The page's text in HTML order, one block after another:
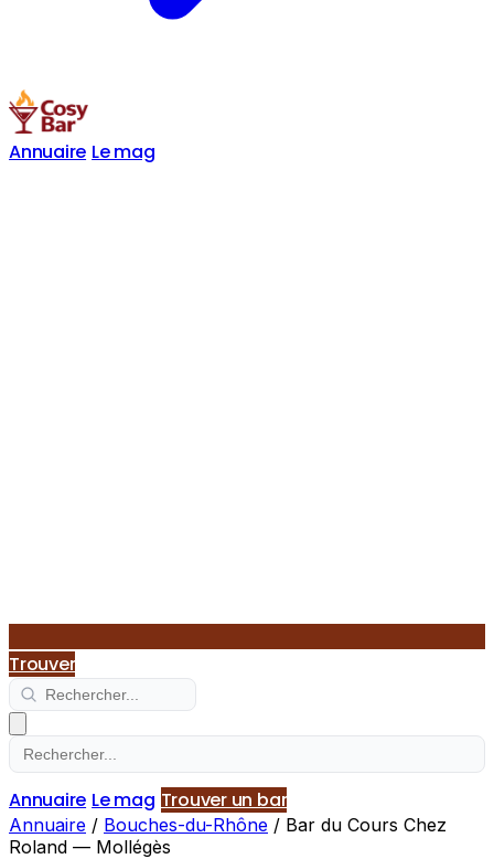
Annuaire Le mag
Trouver
Annuaire Le mag Trouver un bar
Annuaire / Bouches-du-Rhône / Bar du Cours Chez
Roland — Mollégès